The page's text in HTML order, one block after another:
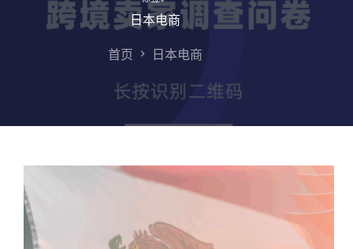
日本电商
首页 日本电商